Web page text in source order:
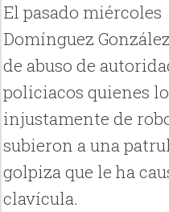
El pasado
Domínguez
de abuso de
policiacos quienes
injustamente de
subieron a una
golpiza que le ha
clavícula.